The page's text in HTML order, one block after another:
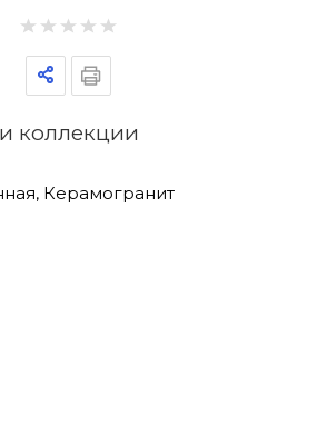
коллекции
Керамогранит